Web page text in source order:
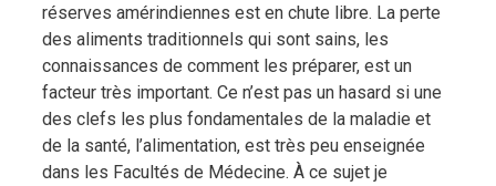
réserves amérindiennes est en chute libre. La perte
des aliments traditionnels qui sont sains, les
connaissances de comment les préparer, est un
facteur très important. Ce n’est pas un hasard si une
des clefs les plus fondamentales de la maladie et
de la santé, l’alimentation, est très peu enseignée
dans les Facultés de Médecine. À ce sujet je